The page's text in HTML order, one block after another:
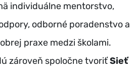
individuálne mentorstvo,
odborné poradenstvo a
praxe medzi školami.
zároveň spoločne tvoriťSieť